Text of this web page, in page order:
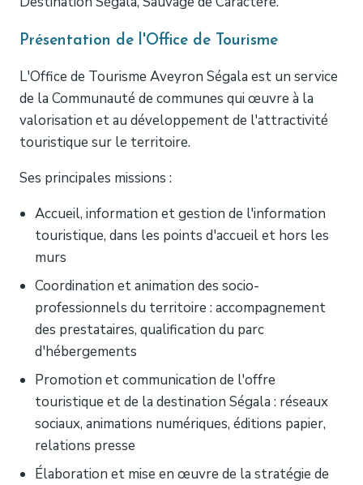
Présentation de l'Office de Tourisme
L'Office de Tourisme Aveyron Ségala est un service
de la Communauté de communes qui œuvre à la
valorisation et au développement de l'attractivité
touristique sur le territoire.
Ses principales missions :
Accueil, information et gestion de l'information
touristique, dans les points d'accueil et hors les
murs
Coordination et animation des socio-
professionnels du territoire : accompagnement
des prestataires, qualification du parc
d'hébergements
Promotion et communication de l'offre
touristique et de la destination Ségala : réseaux
sociaux, animations numériques, éditions papier,
relations presse
Élaboration et mise en œuvre de la stratégie de